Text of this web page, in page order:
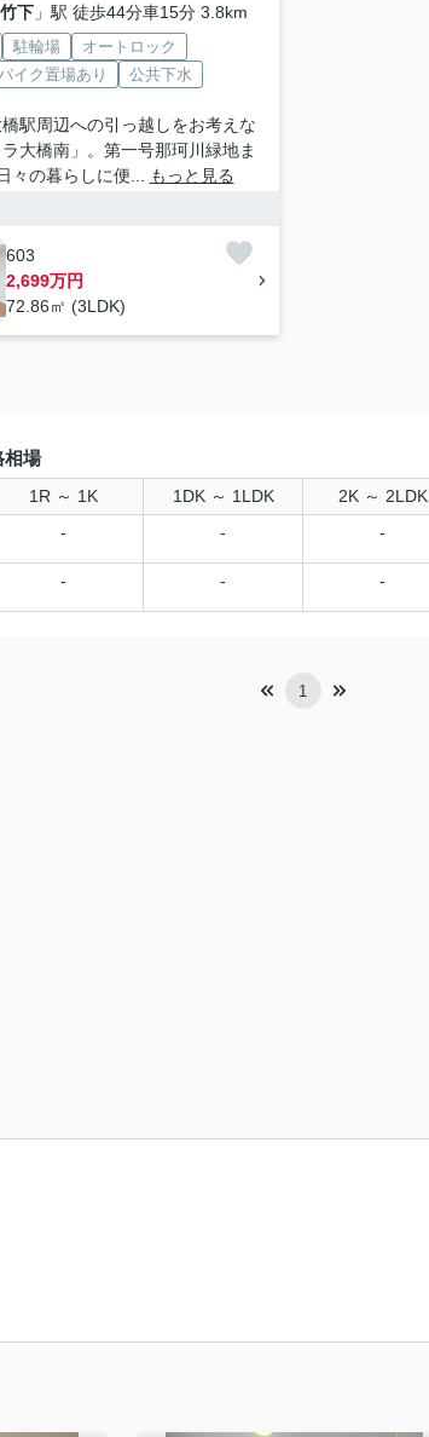
竹下」駅 徒歩44分車15分 3.8km
駐輪場
オートロック
イク置場あり 公共下水
駅周辺への引っ越しをお考えな
大橋南」。第一号那珂川緑地ま
々の暮らしに便...
もっと見る
603
2,699万円
72.86㎡ (3LDK)
相場
1R ～ 1K 1DK ～ 1LDK 2K ～ 2LDK
- - -
- - -
1